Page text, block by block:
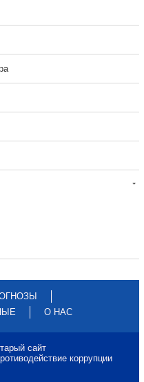
О НАС
сайт
коррупции